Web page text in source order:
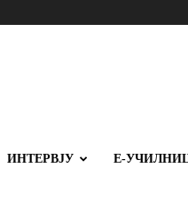
ИНТЕРВЈУ Е-